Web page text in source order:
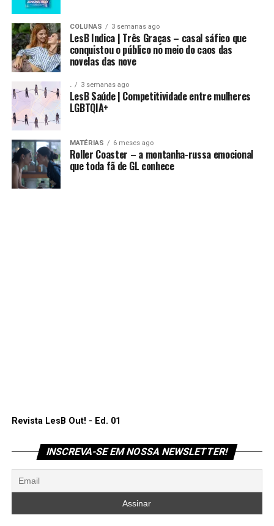
COLUNAS 3 semanas ago
LesB Indica | Três Graças – casal sáfico que
conquistou o público no meio do caos das
novelas das nove
. 3 semanas ago
LesB Saúde | Competitividade entre mulheres
LGBTQIA+
MATÉRIAS 6 meses ago
Roller Coaster – a montanha-russa emocional
que toda fã de GL conhece
Revista LesB Out! - Ed. 01
INSCREVA-SE EM NOSSA NEWSLETTER!